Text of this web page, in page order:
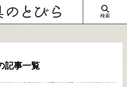
検索
記事一覧